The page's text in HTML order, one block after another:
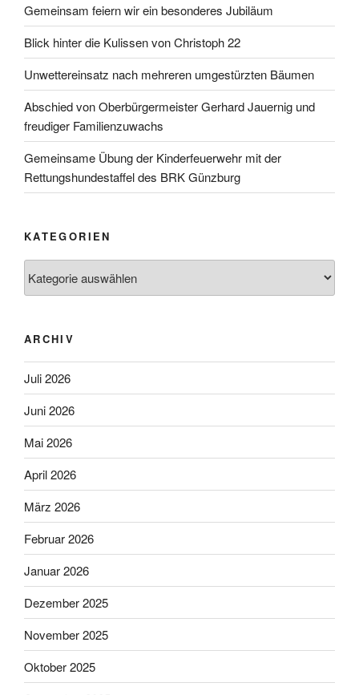
Gemeinsam feiern wir ein besonderes Jubiläum
Blick hinter die Kulissen von Christoph 22
Unwettereinsatz nach mehreren umgestürzten Bäumen
Abschied von Oberbürgermeister Gerhard Jauernig und
freudiger Familienzuwachs
Gemeinsame Übung der Kinderfeuerwehr mit der
Rettungshundestaffel des BRK Günzburg
KATEGORIEN
ARCHIV
Juli 2026
Juni 2026
Mai 2026
April 2026
März 2026
Februar 2026
Januar 2026
Dezember 2025
November 2025
Oktober 2025